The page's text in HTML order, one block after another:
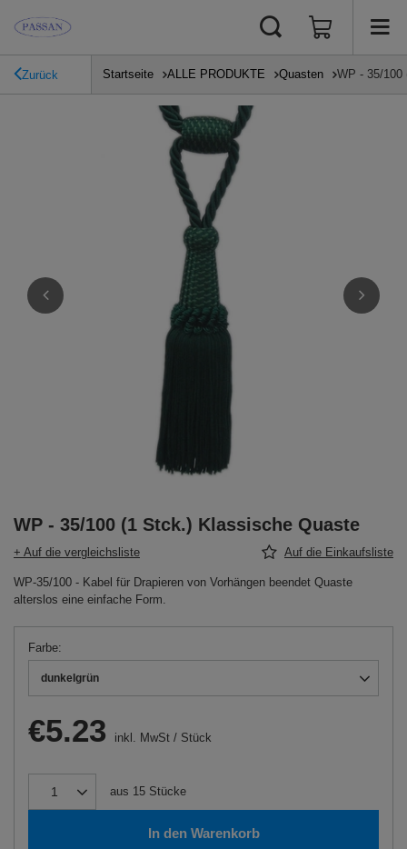
Zurück Startseite ALLE PRODUKTE Quasten WP - 35/
WP - 35/100 (1 Stck.) Klassische Quaste
+ Auf die vergleichsliste Auf die Einkaufsliste
WP-35/100 - Kabel für Drapieren von Vorhängen beendet Quaste
alterslos eine einfache Form.
Farbe
dunkelgrün
€5.23 inkl. MwSt / Stück
aus 15 Stücke
In den Warenkorb